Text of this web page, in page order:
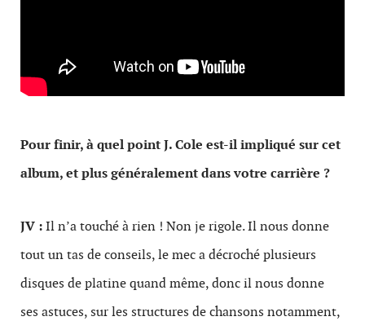
Pour finir, à quel point J. Cole est-il impliqué sur cet
album, et plus généralement dans votre carrière ?
JV :Il n’a touché à rien ! Non je rigole. Il nous donne
tout un tas de conseils, le mec a décroché plusieurs
disques de platine quand même, donc il nous donne
ses astuces, sur les structures de chansons notamment,